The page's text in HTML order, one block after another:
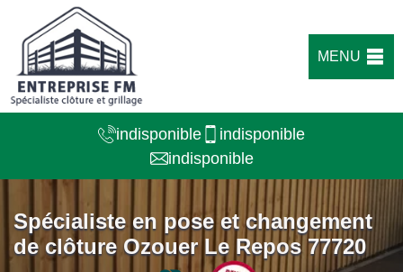
MENU
indisponible
indisponible
indisponible
Spécialiste en pose et changement
de clôture Ozouer Le Repos 77720